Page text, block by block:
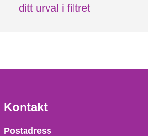
ditt urval i filtret
Kontakt
Strålsäkerhetsmyndigheten
Postadress